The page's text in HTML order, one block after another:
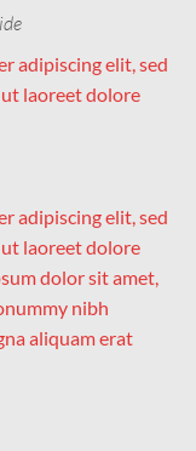
adipiscing elit, sed
laoreet dolore
adipiscing elit, sed
laoreet dolore
dolor sit amet,
nibh
aliquam erat